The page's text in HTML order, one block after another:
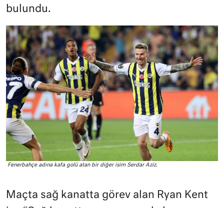
bulundu.
Fenerbahçe adına kafa golü atan bir diğer isim Serdar Aziz.
Maçta sağ kanatta görev alan Ryan Kent